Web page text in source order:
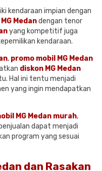
kendaraan impian dengan
Medandengan tenor
yang kompetitif juga
kendaraan.
, promo mobil MG Medan
diskon MG Medan
Hal ini tentu menjadi
yang ingin mendapatkan
MG Medan murah,
dapat menjadi
program yang sesuai
dan Rasakan